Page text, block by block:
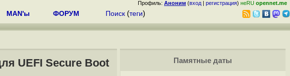
Профиль: Аноним (вход | регистрация) неRU opennet.me
MAN'ы ФОРУМ Поиск (теги)
UEFI Secure Boot
Памятные даты